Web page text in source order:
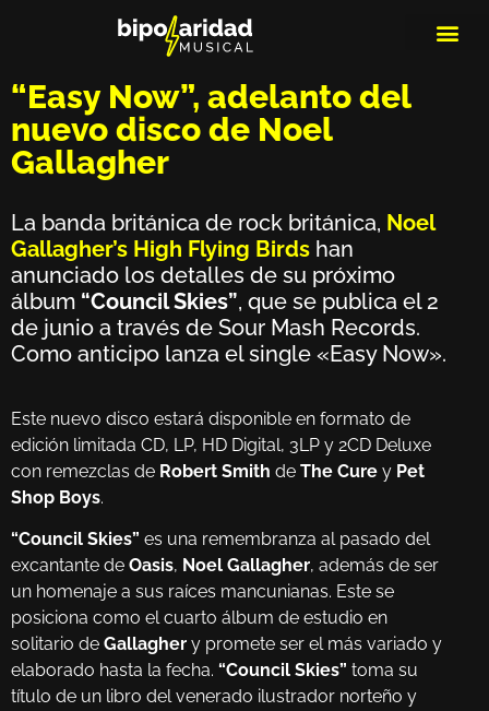
“Easy Now”, adelanto del
nuevo disco de Noel
Gallagher
La banda británica de rock británica, Noel
Gallagher’s High Flying Birds han
anunciado los detalles de su próximo
álbum “Council Skies”, que se publica el 2
de junio a través de Sour Mash Records.
Como anticipo lanza el single «Easy Now».
Este nuevo disco estará disponible en formato de
edición limitada CD, LP, HD Digital, 3LP y 2CD Deluxe
con remezclas de Robert Smith de The Cure y Pet
Shop Boys.
“Council Skies” es una remembranza al pasado del
excantante de Oasis, Noel Gallagher, además de ser
un homenaje a sus raíces mancunianas. Este se
posiciona como el cuarto álbum de estudio en
solitario de Gallagher y promete ser el más variado y
elaborado hasta la fecha. “Council Skies” toma su
título de un libro del venerado ilustrador norteño y